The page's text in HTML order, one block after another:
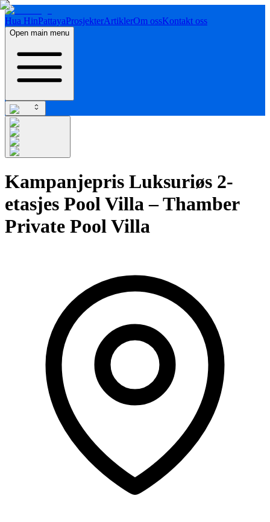
Hua HinPattayaProsjekterArtiklerOm ossKontakt oss
Open main menu
Kampanjepris Luksuriøs 2-
etasjes Pool Villa – Thamber
Private Pool Villa